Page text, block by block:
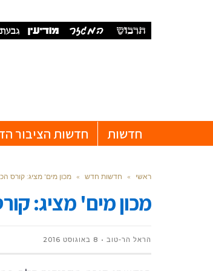
חדשות חדשות הציבור
ראשי » חדשות חדש » מכון מים' מציג: קורס
מכון מים' מציג:
הראל הר-טוב 8 באוגוסט 2016